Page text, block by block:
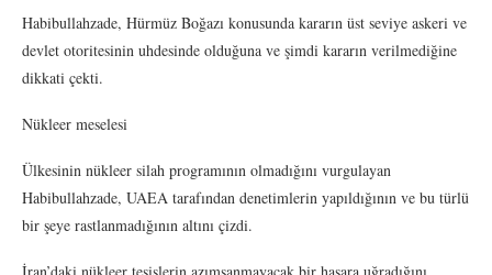
Habibullahzade, Hürmüz Boğazı konusunda kararın üst seviye askeri ve
devlet otoritesinin uhdesinde olduğuna ve şimdi kararın verilmediğine
dikkati çekti.
Nükleer meselesi
Ülkesinin nükleer silah programının olmadığını vurgulayan
Habibullahzade, UAEA tarafından denetimlerin yapıldığının ve bu türlü
bir şeye rastlanmadığının altını çizdi.
İran’daki nükleer tesislerin azımsanmayacak bir hasara uğradığını